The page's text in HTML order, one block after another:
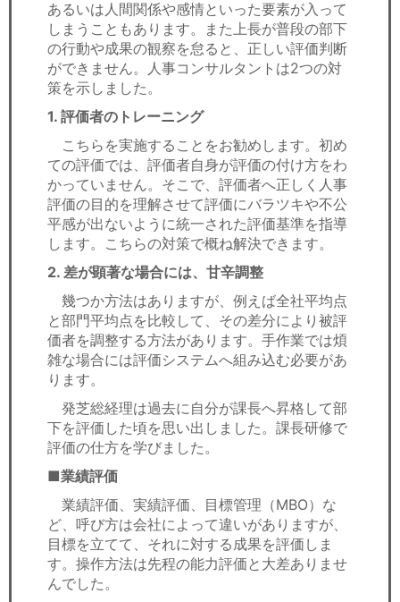
あるいは人間関係や感情といった要素が入って
しまうこともあります。また上長が普段の部下
の行動や成果の観察を怠ると、正しい評価判断
ができません。人事コンサルタントは2つの対
策を示しました。
1. 評価者のトレーニング
こちらを実施することをお勧めします。初め
ての評価では、評価者自身が評価の付け方をわ
かっていません。そこで、評価者へ正しく人事
評価の目的を理解させて評価にバラツキや不公
平感が出ないように統一された評価基準を指導
します。こちらの対策で概ね解決できます。
2. 差が顕著な場合には、甘辛調整
幾つか方法はありますが、例えば全社平均点
と部門平均点を比較して、その差分により被評
価者を調整する方法があります。手作業では煩
雑な場合には評価システムへ組み込む必要があ
ります。
発芝総経理は過去に自分が課長へ昇格して部
下を評価した頃を思い出しました。課長研修で
評価の仕方を学びました。
■業績評価
業績評価、実績評価、目標管理（MBO）な
ど、呼び方は会社によって違いがありますが、
目標を立てて、それに対する成果を評価しま
す。操作方法は先程の能力評価と大差ありませ
んでした。